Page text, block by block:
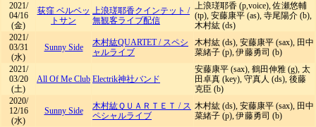
2021/
04/16
(金)
荻窪 ベルベッ
トサン
上浪瑳耶香クインテット /
無観客ライブ配信
上浪瑳耶香 (p,voice), 佐瀬悠輔
(tp), 安藤康平 (as), 寺尾陽介 (b),
木村紘 (ds)
2021/
03/31
(水)
Sunny Side 木村紘QUARTET/ スペシ
ャルライブ
木村紘 (ds), 安藤康平 (sax), 田中
菜緒子 (p), 伊藤勇司 (b)
2021/
03/20
(土)
All Of Me Club Electrik神社バンド
安藤康平 (sax), 鶴田伸雅 (g), 太
田卓真 (key), 守真人 (ds), 後藤
克臣 (b)
2020/
12/16
(水)
Sunny Side 木村紘ＱＵＡＲＴＥＴ / ス
ペシャルライブ
木村紘 (ds), 安藤康平 (sax), 田中
菜緒子 (p), 伊藤勇司 (b)